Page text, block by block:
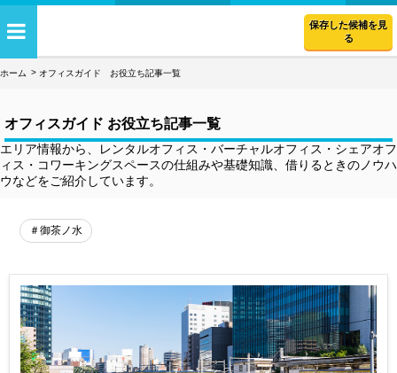
保存した候補を見
る
ホーム オフィスガイド お役立ち記事一覧
オフィスガイド お役立ち記事一覧
エリア情報から、レンタルオフィス・バーチャルオフィス・シェアオフ
ィス・コワーキングスペースの仕組みや基礎知識、借りるときのノウハ
ウなどをご紹介しています。
＃御茶ノ水